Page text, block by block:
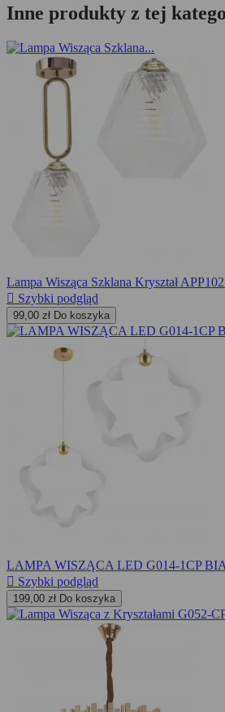
Inne produkty z tej
Lampa Wisząca Szklana Kryształ
 Szybki podgląd
99,00 zł Do koszyka
LAMPA WISZĄCA LED G014-1CP
 Szybki podgląd
199,00 zł Do koszyka